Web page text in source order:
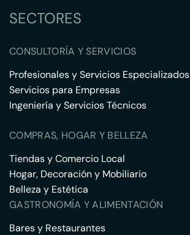
SECTORES
CONSULTORÍA Y SERVICIOS
Profesionales y Servicios Especializados
Servicios para Empresas
Ingeniería y Servicios Técnicos
COMPRAS, HOGAR Y BELLEZA
Tiendas y Comercio Local
Hogar, Decoración y Mobiliario
Belleza y Estética
GASTRONOMÍA Y ALIMENTACIÓN
Bares y Restaurantes